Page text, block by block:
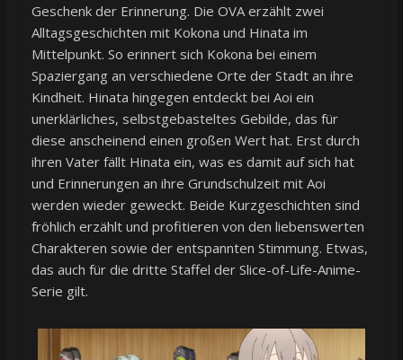
Geschenk der Erinnerung. Die OVA erzählt zwei
Alltagsgeschichten mit Kokona und Hinata im
Mittelpunkt. So erinnert sich Kokona bei einem
Spaziergang an verschiedene Orte der Stadt an ihre
Kindheit. Hinata hingegen entdeckt bei Aoi ein
unerklärliches, selbstgebasteltes Gebilde, das für
diese anscheinend einen großen Wert hat. Erst durch
ihren Vater fällt Hinata ein, was es damit auf sich hat
und Erinnerungen an ihre Grundschulzeit mit Aoi
werden wieder geweckt. Beide Kurzgeschichten sind
fröhlich erzählt und profitieren von den liebenswerten
Charakteren sowie der entspannten Stimmung. Etwas,
das auch für die dritte Staffel der Slice-of-Life-Anime-
Serie gilt.